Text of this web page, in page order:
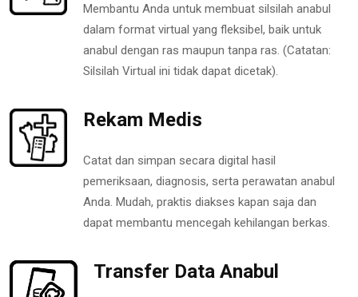
Membantu Anda untuk membuat silsilah anabul
dalam format virtual yang fleksibel, baik untuk
anabul dengan ras maupun tanpa ras. (Catatan:
Silsilah Virtual ini tidak dapat dicetak).
Rekam Medis
Catat dan simpan secara digital hasil
pemeriksaan, diagnosis, serta perawatan anabul
Anda. Mudah, praktis diakses kapan saja dan
dapat membantu mencegah kehilangan berkas.
Transfer Data Anabul